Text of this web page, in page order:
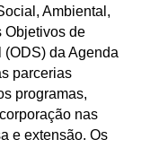
Ambiental,
Objetivos de
da Agenda
parcerias
programas,
nas
e extensão. Os